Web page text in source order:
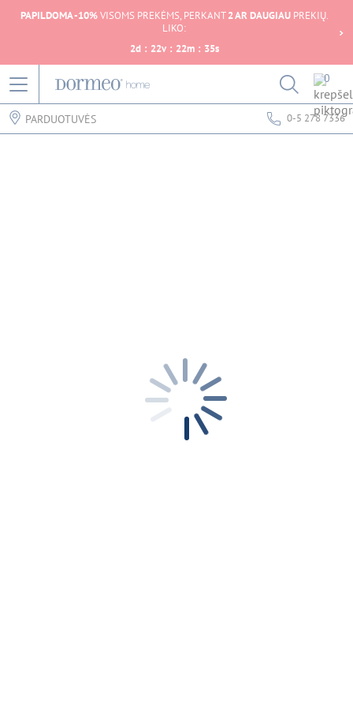
PAPILDOMA -10%VISOMS PREKĖMS, PERKANT2 AR DAUGIAUPREKIŲ.
LIKO:
2d : 22v : 22m : 35s
0
PARDUOTUVĖS 0-5 278 7336